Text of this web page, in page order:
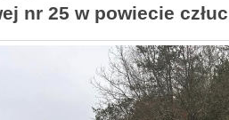
nr 25 w powiecie